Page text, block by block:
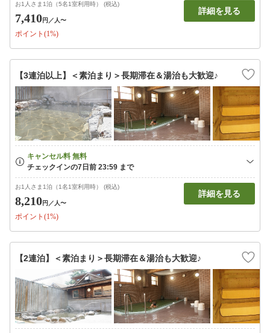
お1人さま1泊（5名1室利用時） (税込)
7,410円 ／人〜
ポイント(1%)
詳細を見る
【3連泊以上】＜素泊まり＞長期滞在＆湯治も大歓迎♪
お1人さま1泊（1名1室利用時） (税込)
8,210円 ／人〜
ポイント(1%)
詳細を見る
【2連泊】＜素泊まり＞長期滞在＆湯治も大歓迎♪